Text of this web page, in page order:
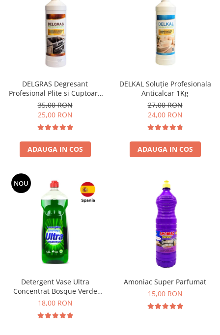
DELGRAS Degresant
Profesional Plite si Cuptoare
1L
35,00 RON
25,00 RON
ADAUGA IN COS
DELKAL Soluție Profesionala
Anticalcar 1Kg
27,00 RON
24,00 RON
ADAUGA IN COS
NOU
Detergent Vase Ultra
Concentrat Bosque Verde
Spania 1.3L
18,00 RON
Amoniac Super Parfumat
15,00 RON